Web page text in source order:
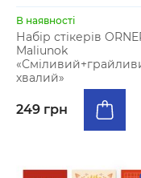
В наявності
Набір стікерів
Maliunok
хвалий»
249 грн